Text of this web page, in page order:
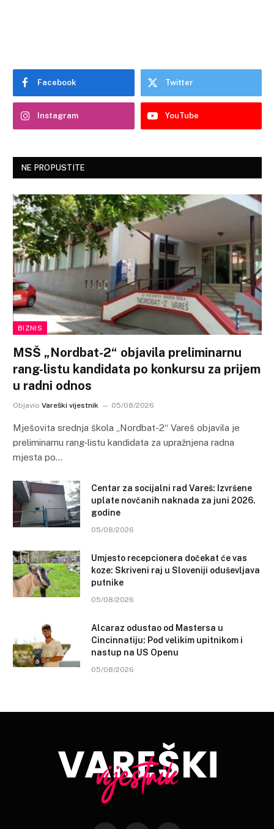
Facebook Twitter
Instagram YouTube
NE PROPUSTITE
BIZNIS
MSŠ „Nordbat-2“ objavila preliminarnu
rang-listu kandidata po konkursu za prijem
u radni odnos
Objavio Vareški vijestnik 05/08/2026
Mješovita srednja škola „Nordbat-2“ Vareš objavila je
preliminarnu rang-listu kandidata za upražnjena radna
mjesta po…
Centar za socijalni rad Vareš: Izvršene
uplate novčanih naknada za juni 2026.
godine
05/08/2026
Umjesto recepcionera dočekat će vas
koze: Skriveni raj u Sloveniji oduševljava
putnike
05/08/2026
Alcaraz odustao od Mastersa u
Cincinnatiju: Pod velikim upitnikom i
nastup na US Openu
05/08/2026